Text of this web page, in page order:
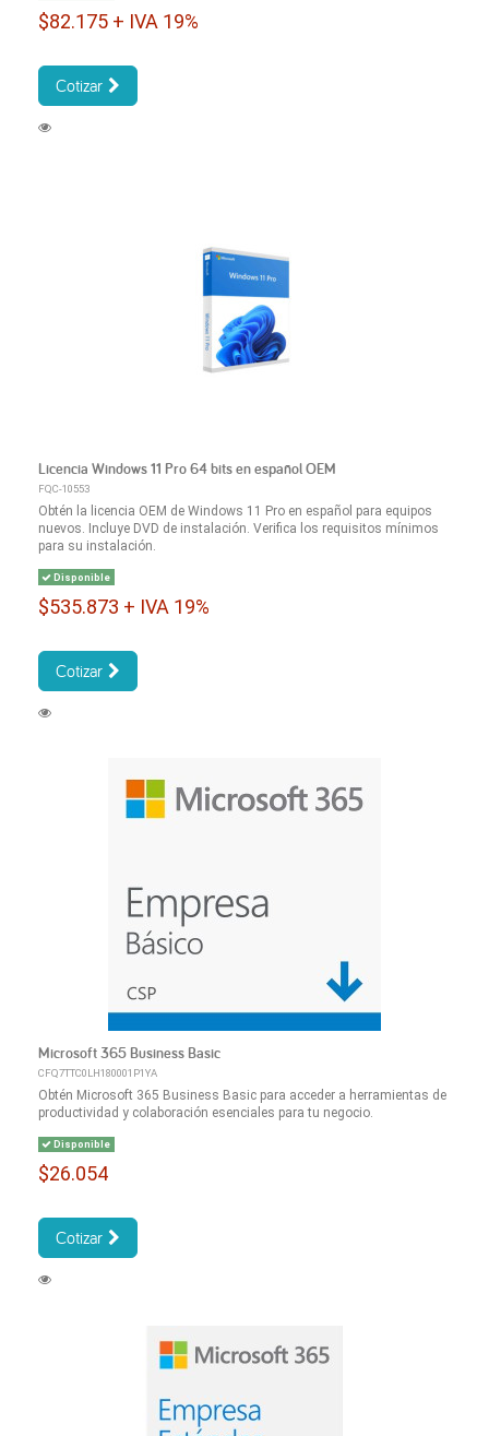
$82.175 + IVA 19%
Cotizar
Licencia Windows 11 Pro 64 bits en español OEM
FQC-10553
Obtén la licencia OEM de Windows 11 Pro en español para equipos
nuevos. Incluye DVD de instalación. Verifica los requisitos mínimos
para su instalación.
Disponible
$535.873 + IVA 19%
Cotizar
Microsoft 365 Business Basic
CFQ7TTC0LH180001P1YA
Obtén Microsoft 365 Business Basic para acceder a herramientas de
productividad y colaboración esenciales para tu negocio.
Disponible
$26.054
Cotizar